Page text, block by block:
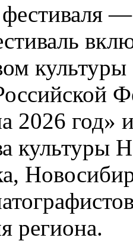
2026 год»
культуры
региона.